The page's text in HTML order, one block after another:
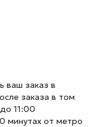
ваш заказ в
заказа в том
11:00
минутах от метро